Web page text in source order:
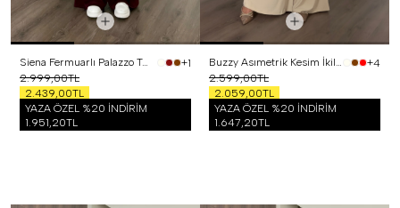
Siena Fermuarlı Palazzo Takım Bordo
+1
2.999,00TL
2.439,00TL
YAZA ÖZEL %20 İNDİRİM
1.951,20TL
Buzzy Asımetrik Kesim İkili Takım Bej
+4
2.599,00TL
2.059,00TL
YAZA ÖZEL %20 İNDİRİM
1.647,20TL